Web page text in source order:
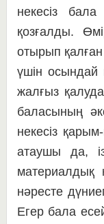
некесіз
қозғалды.
отырып қалған
үшін осын­дай
жалғыз
баласының
некесіз
атаушы да,
материал­дық
нәресте
Егер бала